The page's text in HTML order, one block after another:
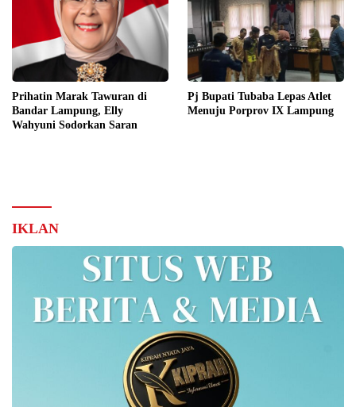
Prihatin Marak Tawuran di
Bandar Lampung, Elly
Wahyuni Sodorkan Saran
Pj Bupati Tubaba Lepas Atlet
Menuju Porprov IX Lampung
IKLAN